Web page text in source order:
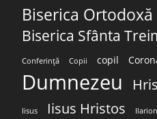
Biserica Ortodoxă
Biserica Sfânta
Conferință Copii copil
Dumnezeu
Iisus Iisus Hristos